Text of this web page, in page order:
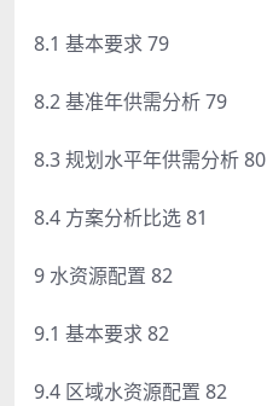
8.1 基本要求 79
8.2 基准年供需分析 79
8.3 规划水平年供需分析 80
8.4 方案分析比选 81
9 水资源配置 82
9.1 基本要求 82
9.4 区域水资源配置 82